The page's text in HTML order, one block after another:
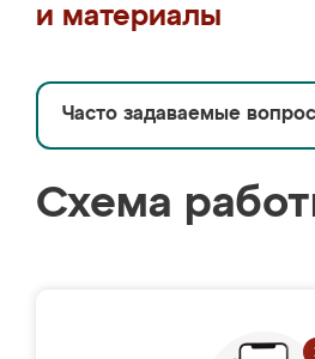
и материалы
Часто задаваемые
Схема